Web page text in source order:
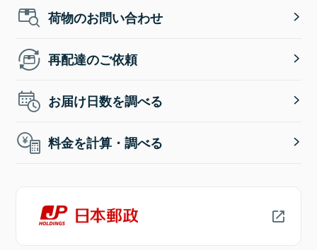
荷物のお問い合わせ
再配達のご依頼
お届け日数を調べる
料金を計算・調べる